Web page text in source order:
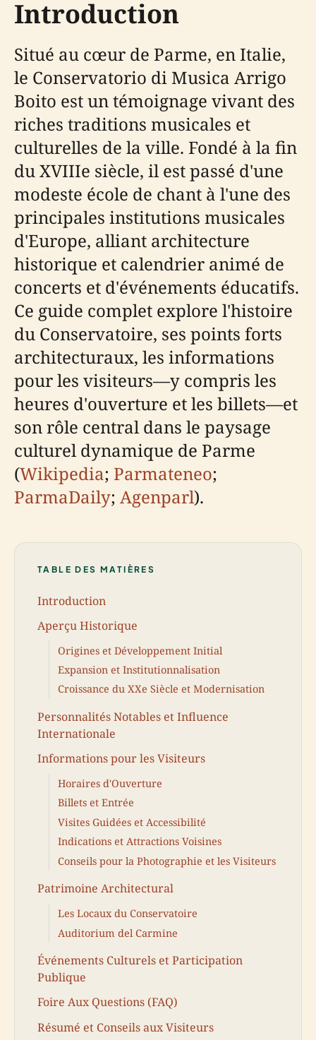
Introduction
Situé au cœur de Parme, en Italie,
le Conservatorio di Musica Arrigo
Boito est un témoignage vivant des
riches traditions musicales et
culturelles de la ville. Fondé à la fin
du XVIIIe siècle, il est passé d'une
modeste école de chant à l'une des
principales institutions musicales
d'Europe, alliant architecture
historique et calendrier animé de
concerts et d'événements éducatifs.
Ce guide complet explore l'histoire
du Conservatoire, ses points forts
architecturaux, les informations
pour les visiteurs—y compris les
heures d'ouverture et les billets—et
son rôle central dans le paysage
culturel dynamique de Parme
(Wikipedia; Parmateneo;
ParmaDaily; Agenparl).
TABLE DES MATIÈRES
Introduction
Aperçu Historique
Origines et Développement Initial
Expansion et Institutionnalisation
Croissance du XXe Siècle et Modernisation
Personnalités Notables et Influence
Internationale
Informations pour les Visiteurs
Horaires d'Ouverture
Billets et Entrée
Visites Guidées et Accessibilité
Indications et Attractions Voisines
Conseils pour la Photographie et les Visiteurs
Patrimoine Architectural
Les Locaux du Conservatoire
Auditorium del Carmine
Événements Culturels et Participation
Publique
Foire Aux Questions (FAQ)
Résumé et Conseils aux Visiteurs